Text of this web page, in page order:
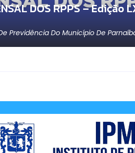
DOS RPPS – Edição
Previdência Do Município De